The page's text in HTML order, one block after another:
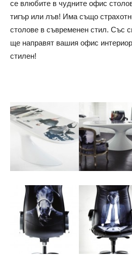
се влюбите в чудните офис
тигър или лъв! Има също
столове в съвременен стил. Със
ще направят вашия офис
стилен!